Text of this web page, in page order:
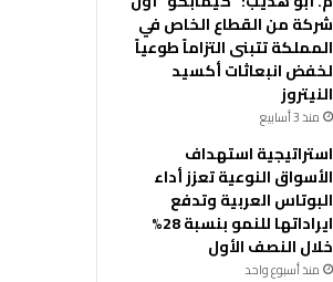
شركة من القطاع الخاص في
المملكة تتبنى التزاماً طوعياً
لخفض انبعاثات أكسيد
النيتروز
منذ 3 أسابيع
استراتيجية استهداف
الأسواق النوعية تعزز أداء
البوتاس العربية وتدفع
ايراداتها للنمو بنسبة 28%
خلال النصف الأول
منذ أسبوع واحد